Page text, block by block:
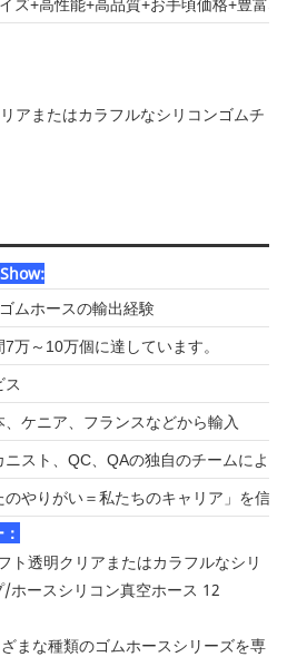
ズ+高性能+高品質+お手頃価格+豊富な
ムホースの輸出経験
万～10万個に達しています。
ス
ケニア、フランスなどから輸入
スト、QC、QAの独自のチームによっ
やりがい＝私たちのキャリア」を信じ
まな種類のゴムホースシリーズを専